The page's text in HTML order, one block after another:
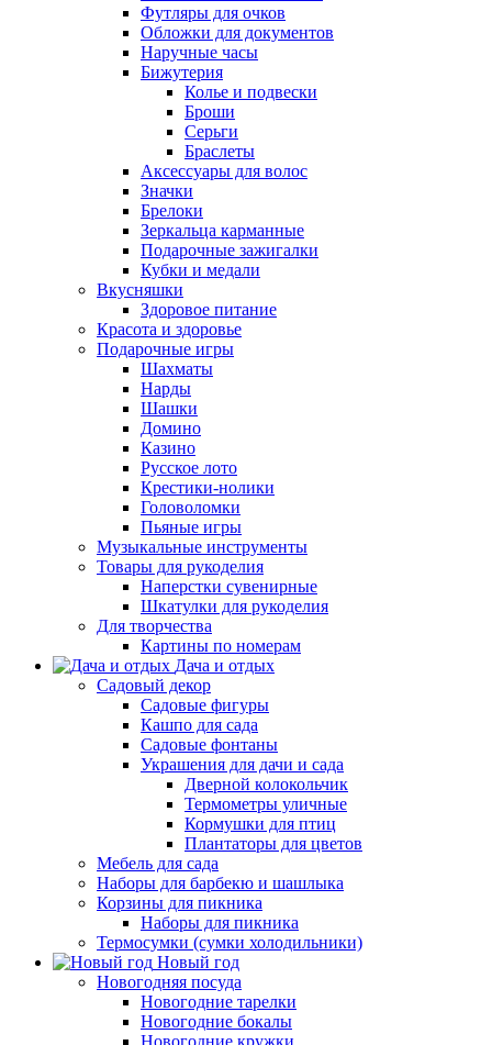
Футляры для очков
Обложки для документов
Наручные часы
Бижутерия
Колье и подвески
Броши
Серьги
Браслеты
Аксессуары для волос
Значки
Брелоки
Зеркальца карманные
Подарочные зажигалки
Кубки и медали
Вкусняшки
Здоровое питание
Красота и здоровье
Подарочные игры
Шахматы
Нарды
Шашки
Домино
Казино
Русское лото
Крестики-нолики
Головоломки
Пьяные игры
Музыкальные инструменты
Товары для рукоделия
Наперстки сувенирные
Шкатулки для рукоделия
Для творчества
Картины по номерам
Дача и отдых
Садовый декор
Садовые фигуры
Кашпо для сада
Садовые фонтаны
Украшения для дачи и сада
Дверной колокольчик
Термометры уличные
Кормушки для птиц
Плантаторы для цветов
Мебель для сада
Наборы для барбекю и шашлыка
Корзины для пикника
Наборы для пикника
Термосумки (сумки холодильники)
Новый год
Новогодняя посуда
Новогодние тарелки
Новогодние бокалы
Новогодние кружки